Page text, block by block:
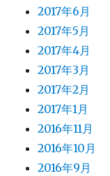
2017年6月
2017年5月
2017年4月
2017年3月
2017年2月
2017年1月
2016年11月
2016年10月
2016年9月